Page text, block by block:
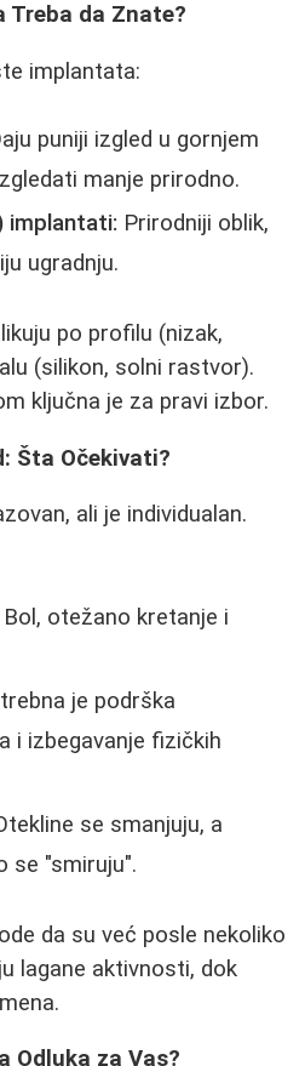
da Znate?
implantata:
puniji izgled u gornjem
manje prirodno.
implantati: Prirodniji oblik,
ugradnju.
po profilu (nizak,
(silikon, solni rastvor).
ključna je za pravi izbor.
Šta Očekivati?
ali je individualan.
Bol, otežano kretanje i
je podrška
i izbegavanje fizičkih
se smanjuju, a
se "smiruju".
da su već posle nekoliko
lagane aktivnosti, dok
Odluka za Vas?